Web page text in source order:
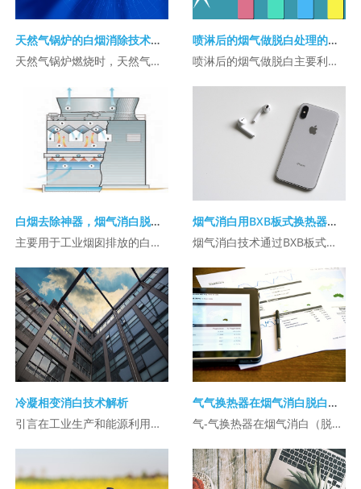
天然气锅炉的白烟消除技术解析
天然气锅炉燃烧时，天然气中的烃类物质产生大量水蒸气（每立方米天然气燃烧约产生1. ...
喷淋后的烟气做脱白处理的方案
喷淋后的烟气做脱白主要利用能量回收换热器（如转轮式、板式或热管式）来处理喷淋（湿 ...
白烟去除神器，烟气消白脱白的方法
主要用于工业烟囱排放的白烟处理。系统通过冷却和脱水技术（如使用BXB脱白设备）降 ...
烟气消白用BXB板式换热器进行冷凝消白
烟气消白技术通过BXB板式换热器实现冷凝消白，主要用于去除锅炉或工业烟气中的水蒸 ...
冷凝相变消白技术解析
引言在工业生产和能源利用过程中，湿烟气排放常伴随着明显的白色烟雾（简称“白烟”） ...
气气换热器在烟气消白脱白中的应用
气-气换热器在烟气消白（脱白）中的应用主要体现在湿法脱硫后烟气处理过程中，用于消 ...